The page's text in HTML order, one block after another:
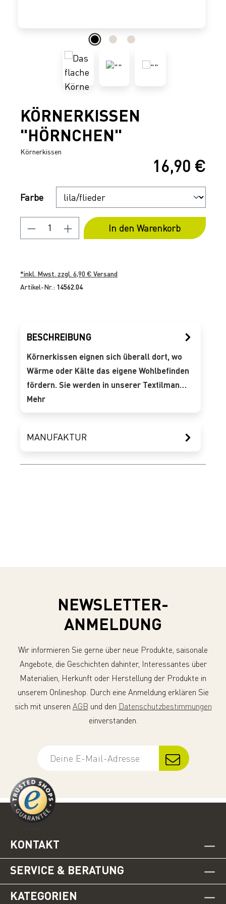
KÖRNERKISSEN
"HÖRNCHEN"
Körnerkissen
16,90 €
FarbeAuswählen
Produkt Anzahl: Gib den
In den Warenkorb
*inkl. Mwst. zzgl. 6,90 € Versand
Artikel-Nr.: 14562.04
BESCHREIBUNG
Körnerkissen eignen sich überall dort, wo
Wärme oder Kälte das eigene Wohlbefinden
fördern. Sie werden in unserer Textilman…
Mehr
MANUFAKTUR
NEWSLETTER-
ANMELDUNG
Wir informieren Sie gerne über neue Produkte, saisonale
Angebote, die Geschichten dahinter, Interessantes über
Materialien, Herkunft oder Herstellung der Produkte in
unserem Onlineshop. Durch eine Anmeldung erklären Sie
sich mit unseren AGB und den Datenschutzbestimmungen
einverstanden.
KONTAKT
SERVICE & BERATUNG
KATEGORIEN